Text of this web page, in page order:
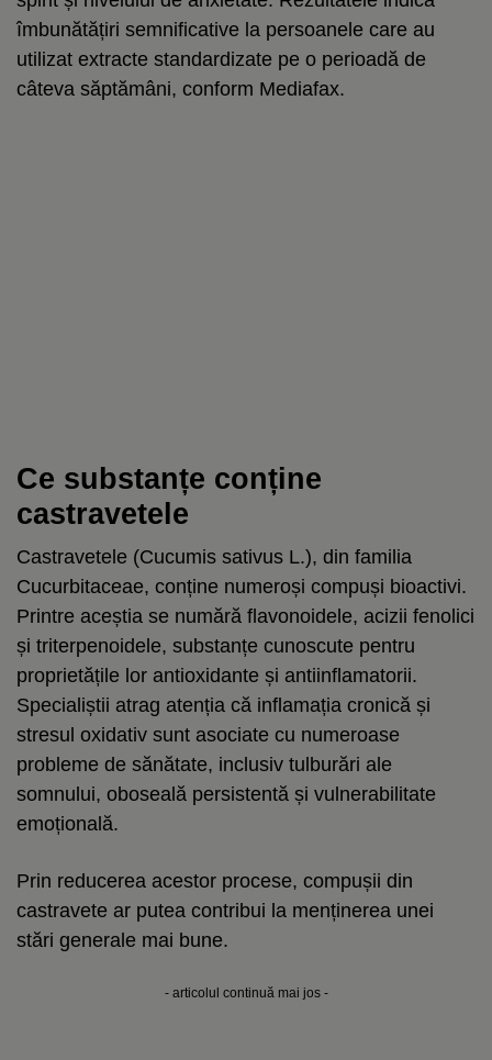
îmbunătățiri semnificative la persoanele care au
utilizat extracte standardizate pe o perioadă de
câteva săptămâni, conform Mediafax.
Ce substanțe conține
castravetele
Castravetele (Cucumis sativus L.), din familia
Cucurbitaceae, conține numeroși compuși bioactivi.
Printre aceștia se numără flavonoidele, acizii fenolici
și triterpenoidele, substanțe cunoscute pentru
proprietățile lor antioxidante și antiinflamatorii.
Specialiștii atrag atenția că inflamația cronică și
stresul oxidativ sunt asociate cu numeroase
probleme de sănătate, inclusiv tulburări ale
somnului, oboseală persistentă și vulnerabilitate
emoțională.
Prin reducerea acestor procese, compușii din
castravete ar putea contribui la menținerea unei
stări generale mai bune.
- articolul continuă mai jos -